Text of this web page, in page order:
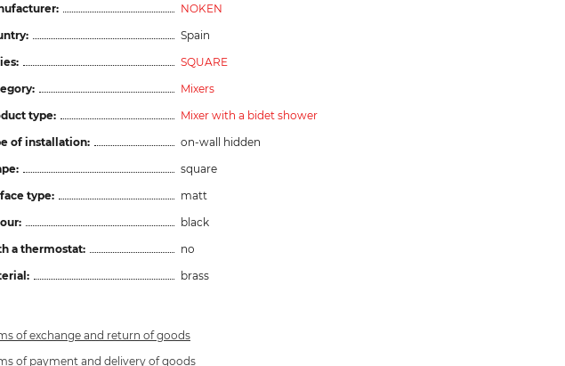
NOKEN
Spain
SQUARE
Mixers
type:
Mixer with a bidet shower
of installation:
on-wall hidden
square
type:
matt
black
a thermostat:
no
brass
of exchange and return of goods
of payment and delivery of goods